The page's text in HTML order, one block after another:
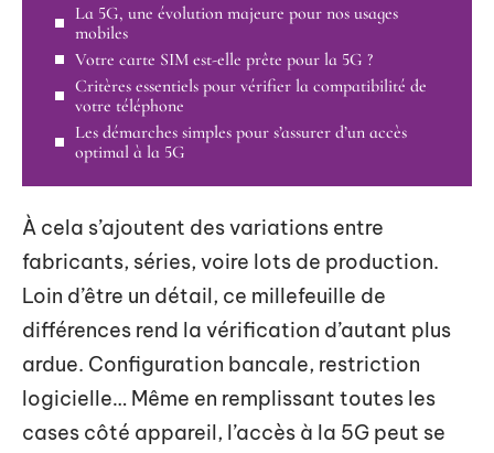
La 5G, une évolution majeure pour nos usages
mobiles
Votre carte SIM est-elle prête pour la 5G ?
Critères essentiels pour vérifier la compatibilité de
votre téléphone
Les démarches simples pour s’assurer d’un accès
optimal à la 5G
À cela s’ajoutent des variations entre
fabricants, séries, voire lots de production.
Loin d’être un détail, ce millefeuille de
différences rend la vérification d’autant plus
ardue. Configuration bancale, restriction
logicielle… Même en remplissant toutes les
cases côté appareil, l’accès à la 5G peut se